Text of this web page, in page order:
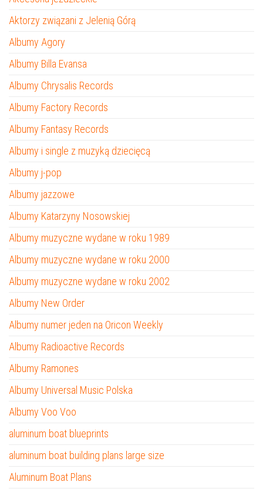
Aktorzy związani z Jelenią Górą
Albumy Agory
Albumy Billa Evansa
Albumy Chrysalis Records
Albumy Factory Records
Albumy Fantasy Records
Albumy i single z muzyką dziecięcą
Albumy j-pop
Albumy jazzowe
Albumy Katarzyny Nosowskiej
Albumy muzyczne wydane w roku 1989
Albumy muzyczne wydane w roku 2000
Albumy muzyczne wydane w roku 2002
Albumy New Order
Albumy numer jeden na Oricon Weekly
Albumy Radioactive Records
Albumy Ramones
Albumy Universal Music Polska
Albumy Voo Voo
aluminum boat blueprints
aluminum boat building plans large size
Aluminum Boat Plans